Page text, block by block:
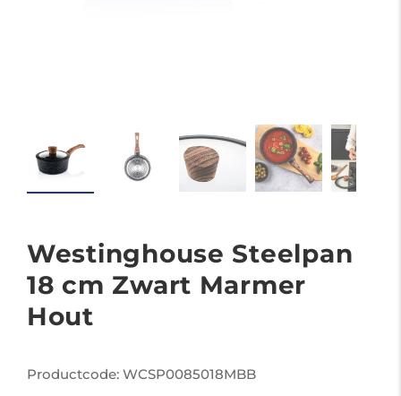
Westinghouse Steelpan
18 cm Zwart Marmer
Hout
Productcode: WCSP0085018MBB